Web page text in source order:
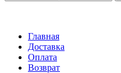
Главная
Доставка
Оплата
Возврат